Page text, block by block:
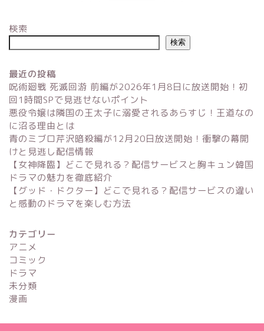
検索
検索
最近の投稿
呪術廻戦 死滅回游 前編が2026年1月8日に放送開始！初
回1時間SPで見逃せないポイント
悪役令嬢は隣国の王太子に溺愛されるあらすじ！王道なの
に沼る理由とは
青のミブロ芹沢暗殺編が12月20日放送開始！衝撃の幕開
けと見逃し配信情報
【女神降臨】どこで見れる？配信サービスと胸キュン韓国
ドラマの魅力を徹底紹介
【グッド・ドクター】どこで見れる？配信サービスの違い
と感動のドラマを楽しむ方法
カテゴリー
アニメ
コミック
ドラマ
未分類
漫画